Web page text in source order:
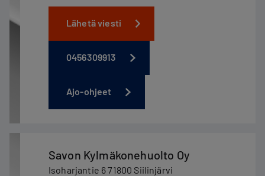
Lähetä viesti
0456309913
Ajo-ohjeet
Savon Kylmäkonehuolto Oy
Isoharjantie 6 71800 Siilinjärvi